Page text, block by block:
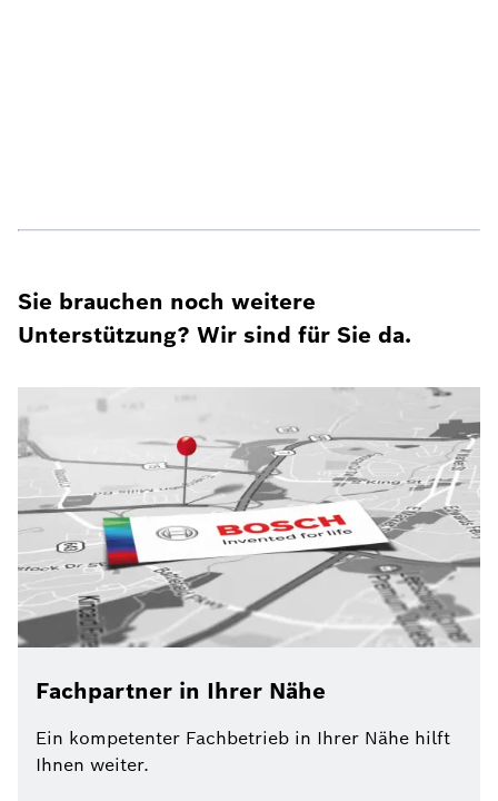
Sie brauchen noch weitere
Unterstützung? Wir sind für Sie da.
Fachpartner in Ihrer Nähe
Ein kompetenter Fachbetrieb in Ihrer Nähe hilft
Ihnen weiter.